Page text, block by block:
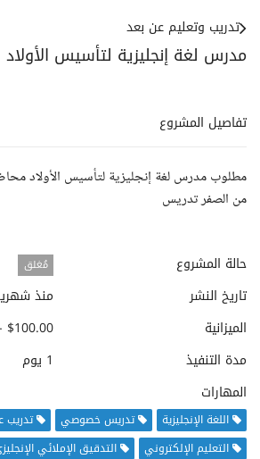
مدرس لغة إنجليزية لتأسيس الأولاد
تدريب وتعليم عن بعد
تفاصيل المشروع
مطلوب مدرس لغة إنجليزية لتأسيس الأولاد
من الصفر تدريس
حالة المشروع مُغلق
تاريخ النشر
منذ
الميزانية
$100.00 - $250.00
مدة التنفيذ
1 يوم
المهارات
اللغة الإنجليزية تدريس خصوصي
تدريب
التعليم الإلكتروني
التدقيق الإملائي